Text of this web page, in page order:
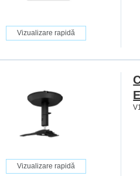
Vizualizare rapidă
Vizualizare rapidă